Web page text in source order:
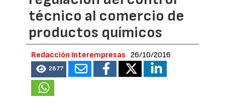
técnico al comercio de
productos químicos
Redacción Interempresas 26/10/2016
2877